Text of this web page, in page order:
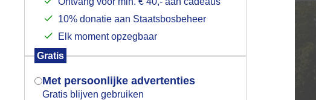
10% donatie aan Staatsbosbeheer
Elk moment opzegbaar
Gratis
Met persoonlijke advertenties
Gratis blijven gebruiken
Indien je hier nog geen akkoord op hebt
gegeven, verschijnt er zo een pop-up uit
je browser waarin deze toestemming
gevraagd wordt.